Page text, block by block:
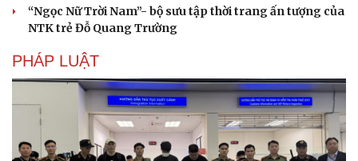
Săn Tour
check-in
Đọc truyện đêm khuya
“Ngọc Nữ Trời Nam”- bộ sưu tập thời trang ấn tượng của
NTK trẻ Đỗ Quang Trường
PHÁP LUẬT